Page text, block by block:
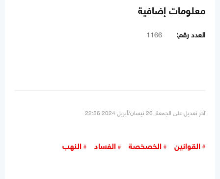
معلومات إضافية
العدد رقم: 1166
آخر تعديل على الجمعة, 26 نيسان/أبريل 2024 22:56
القوانين الخصخصة الفساد النهب